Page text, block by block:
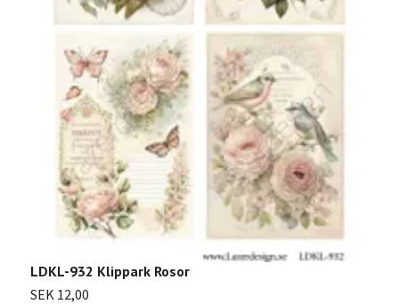
LDKL-932 Klippark Rosor
SEK 12,00